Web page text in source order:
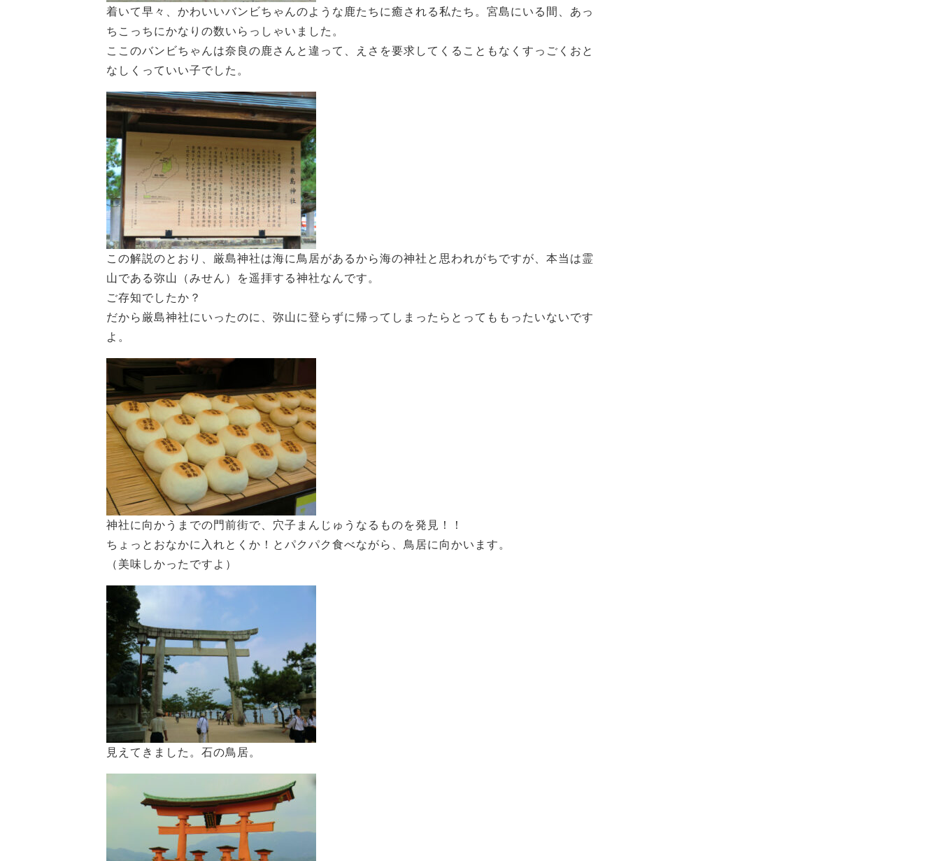
着いて早々、かわいいバンビちゃんのような鹿たちに癒される私たち。宮島にいる間、あっ
ちこっちにかなりの数いらっしゃいました。
ここのバンビちゃんは奈良の鹿さんと違って、えさを要求してくることもなくすっごくおと
なしくっていい子でした。
この解説のとおり、厳島神社は海に鳥居があるから海の神社と思われがちですが、本当は霊
山である弥山（みせん）を遥拝する神社なんです。
ご存知でしたか？
だから厳島神社にいったのに、弥山に登らずに帰ってしまったらとってももったいないです
よ。
神社に向かうまでの門前街で、穴子まんじゅうなるものを発見！！
ちょっとおなかに入れとくか！とパクパク食べながら、鳥居に向かいます。
（美味しかったですよ）
見えてきました。石の鳥居。